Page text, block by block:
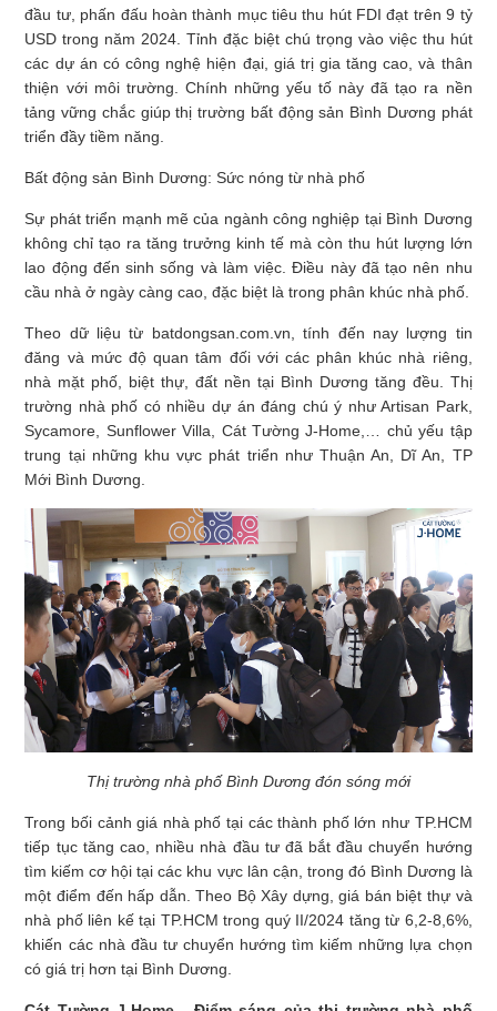
đầu tư, phấn đấu hoàn thành mục tiêu thu hút FDI đạt trên 9 tỷ
USD trong năm 2024. Tỉnh đặc biệt chú trọng vào việc thu hút
các dự án có công nghệ hiện đại, giá trị gia tăng cao, và thân
thiện với môi trường. Chính những yếu tố này đã tạo ra nền
tảng vững chắc giúp thị trường bất động sản Bình Dương phát
triển đầy tiềm năng.
Bất động sản Bình Dương: Sức nóng từ nhà phố
Sự phát triển mạnh mẽ của ngành công nghiệp tại Bình Dương
không chỉ tạo ra tăng trưởng kinh tế mà còn thu hút lượng lớn
lao động đến sinh sống và làm việc. Điều này đã tạo nên nhu
cầu nhà ở ngày càng cao, đặc biệt là trong phân khúc nhà phố.
Theo dữ liệu từ batdongsan.com.vn, tính đến nay lượng tin
đăng và mức độ quan tâm đối với các phân khúc nhà riêng,
nhà mặt phố, biệt thự, đất nền tại Bình Dương tăng đều. Thị
trường nhà phố có nhiều dự án đáng chú ý như Artisan Park,
Sycamore, Sunflower Villa, Cát Tường J-Home,… chủ yếu tập
trung tại những khu vực phát triển như Thuận An, Dĩ An, TP
Mới Bình Dương.
Thị trường nhà phố Bình Dương đón sóng mới
Trong bối cảnh giá nhà phố tại các thành phố lớn như TP.HCM
tiếp tục tăng cao, nhiều nhà đầu tư đã bắt đầu chuyển hướng
tìm kiếm cơ hội tại các khu vực lân cận, trong đó Bình Dương là
một điểm đến hấp dẫn. Theo Bộ Xây dựng, giá bán biệt thự và
nhà phố liên kế tại TP.HCM trong quý II/2024 tăng từ 6,2-8,6%,
khiến các nhà đầu tư chuyển hướng tìm kiếm những lựa chọn
có giá trị hơn tại Bình Dương.